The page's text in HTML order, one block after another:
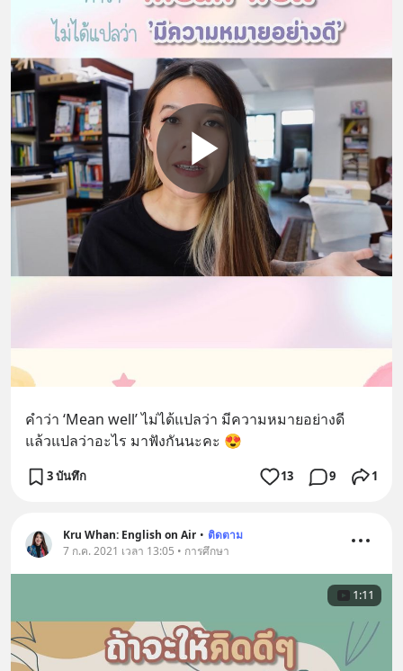
คำว่า ‘Mean well’ ไม่ได้แปลว่า มีความหมายอย่างดี
แล้วแปลว่าอะไร มาฟังกันนะคะ 😍
3 บันทึก 13 9 1
Kru Whan: English on Air • ติดตาม
7 ก.ค. 2021 เวลา 13:05 • การศึกษา
1:11